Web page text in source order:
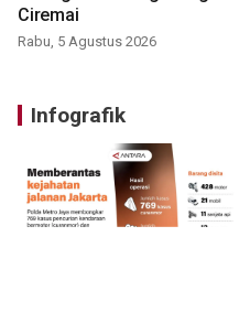
Ciremai
Rabu, 5 Agustus 2026
Infografik